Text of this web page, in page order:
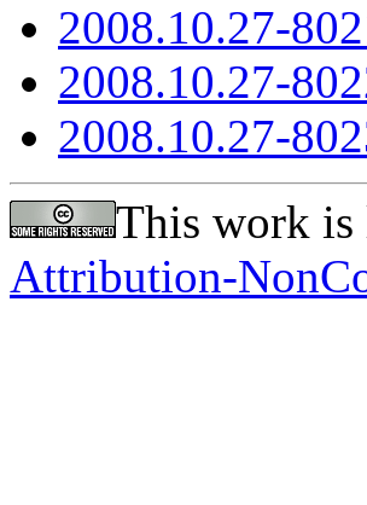
2008.10.27-
2008.10.27-
2008.10.27-
This work is
Attribution-